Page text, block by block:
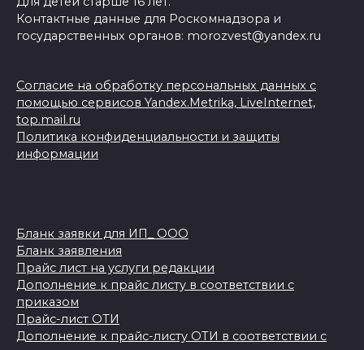
Контактные данные для Роскомнадзора и
государственных органов: morozvest@yandex.ru
Согласие на обработку персональных данных с
помощью сервисов Yandex.Metrika, LiveInternet,
top.mail.ru
Политика конфиденциальности и защиты
информации
Бланк заявки для ИП_ ООО
Бланк заявления
Прайс лист на услуги редакции
Дополнение к прайс листу в соответствии с
приказом
Прайс-лист ОТИ
Дополнение к прайс-листу ОТИ в соответствии с